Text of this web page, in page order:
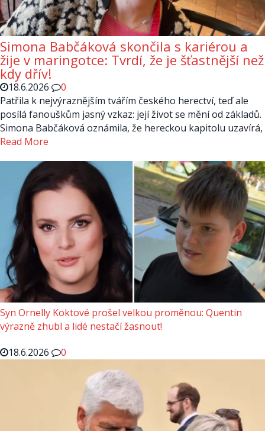
Simona Babčáková skončila s kariérou a
žije v maringotce: Tvrdí, že je šťastnější než
kdy dřív!
18.6.2026
0
Patřila k nejvýraznějším tvářím českého herectví, teď ale
posílá fanouškům jasný vzkaz: její život se mění od základů.
Simona Babčáková oznámila, že hereckou kapitolu uzavírá,
Read More
Syn Ornelly Koktové prošel velkou proměnou: Quentin
výrazně zhubl a lidé nestačí žasnout!
18.6.2026
0